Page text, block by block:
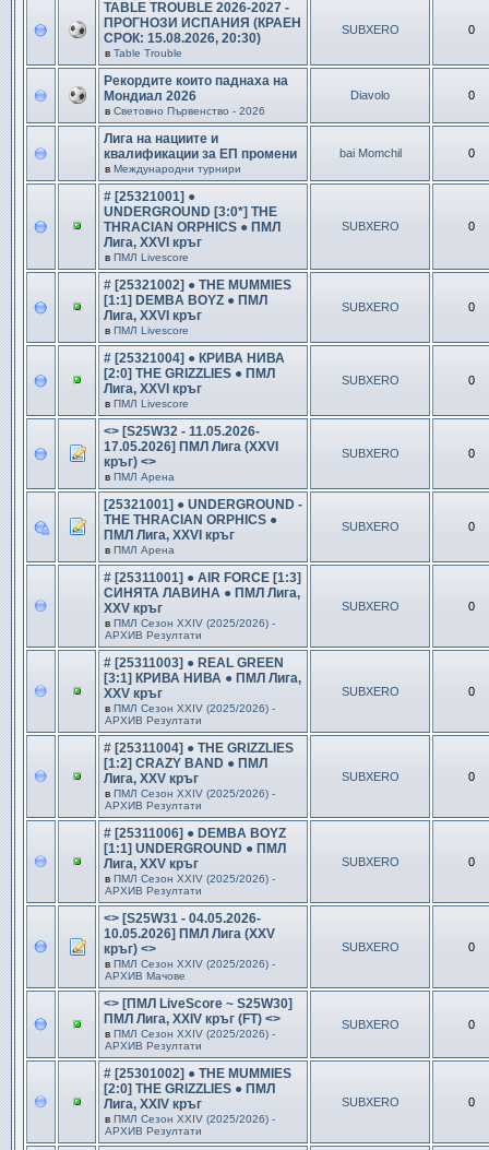
TABLE TROUBLE 2026-2027 -
ПРОГНОЗИ ИСПАНИЯ (КРАЕН
СРОК: 15.08.2026, 20:30)
в Table Trouble
SUBXERO 0
Рекордите които паднаха на
Мондиал 2026
в Световно Първенство - 2026
Diavolo 0
Лига на нациите и
квалификации за ЕП промени
в Международни турнири
bai Momchil 0
# [25321001] ●
UNDERGROUND [3:0*] THE
THRACIAN ORPHICS ● ПМЛ
Лига, XXVI кръг
в ПМЛ Livescore
SUBXERO 0
# [25321002] ● THE MUMMIES
[1:1] DEMBA BOYZ ● ПМЛ
Лига, XXVI кръг
в ПМЛ Livescore
SUBXERO 0
# [25321004] ● КРИВА НИВА
[2:0] THE GRIZZLIES ● ПМЛ
Лига, XXVI кръг
в ПМЛ Livescore
SUBXERO 0
<> [S25W32 - 11.05.2026-
17.05.2026] ПМЛ Лига (XXVI
кръг) <>
в ПМЛ Арена
SUBXERO 0
[25321001] ● UNDERGROUND -
THE THRACIAN ORPHICS ●
ПМЛ Лига, XXVI кръг
в ПМЛ Арена
SUBXERO 0
# [25311001] ● AIR FORCE [1:3]
СИНЯТА ЛАВИНА ● ПМЛ Лига,
XXV кръг
в ПМЛ Сезон ХXIV (2025/2026) -
АРХИВ Резултати
SUBXERO 0
# [25311003] ● REAL GREEN
[3:1] КРИВА НИВА ● ПМЛ Лига,
XXV кръг
в ПМЛ Сезон ХXIV (2025/2026) -
АРХИВ Резултати
SUBXERO 0
# [25311004] ● THE GRIZZLIES
[1:2] CRAZY BAND ● ПМЛ
Лига, XXV кръг
в ПМЛ Сезон ХXIV (2025/2026) -
АРХИВ Резултати
SUBXERO 0
# [25311006] ● DEMBA BOYZ
[1:1] UNDERGROUND ● ПМЛ
Лига, XXV кръг
в ПМЛ Сезон ХXIV (2025/2026) -
АРХИВ Резултати
SUBXERO 0
<> [S25W31 - 04.05.2026-
10.05.2026] ПМЛ Лига (XXV
кръг) <>
в ПМЛ Сезон ХXIV (2025/2026) -
АРХИВ Мачове
SUBXERO 0
<> [ПМЛ LiveScore ~ S25W30]
ПМЛ Лига, XXIV кръг (FT) <>
в ПМЛ Сезон ХXIV (2025/2026) -
АРХИВ Резултати
SUBXERO 0
# [25301002] ● THE MUMMIES
[2:0] THE GRIZZLIES ● ПМЛ
Лига, XXIV кръг
в ПМЛ Сезон ХXIV (2025/2026) -
АРХИВ Резултати
SUBXERO 0